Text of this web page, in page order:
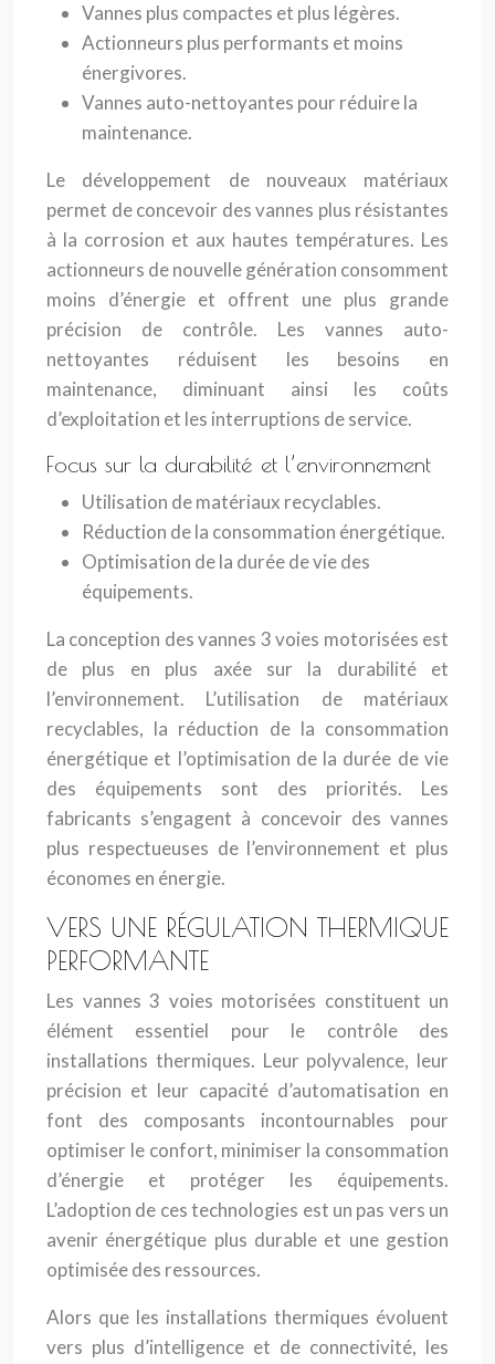
Vannes plus compactes et plus légères.
Actionneurs plus performants et moins
énergivores.
Vannes auto-nettoyantes pour réduire la
maintenance.
Le développement de nouveaux matériaux
permet de concevoir des vannes plus résistantes
à la corrosion et aux hautes températures. Les
actionneurs de nouvelle génération consomment
moins d’énergie et offrent une plus grande
précision de contrôle. Les vannes auto-
nettoyantes réduisent les besoins en
maintenance, diminuant ainsi les coûts
d’exploitation et les interruptions de service.
Focus sur la durabilité et l’environnement
Utilisation de matériaux recyclables.
Réduction de la consommation énergétique.
Optimisation de la durée de vie des
équipements.
La conception des vannes 3 voies motorisées est
de plus en plus axée sur la durabilité et
l’environnement. L’utilisation de matériaux
recyclables, la réduction de la consommation
énergétique et l’optimisation de la durée de vie
des équipements sont des priorités. Les
fabricants s’engagent à concevoir des vannes
plus respectueuses de l’environnement et plus
économes en énergie.
VERS UNE RÉGULATION THERMIQUE
PERFORMANTE
Les vannes 3 voies motorisées constituent un
élément essentiel pour le contrôle des
installations thermiques. Leur polyvalence, leur
précision et leur capacité d’automatisation en
font des composants incontournables pour
optimiser le confort, minimiser la consommation
d’énergie et protéger les équipements.
L’adoption de ces technologies est un pas vers un
avenir énergétique plus durable et une gestion
optimisée des ressources.
Alors que les installations thermiques évoluent
vers plus d’intelligence et de connectivité, les